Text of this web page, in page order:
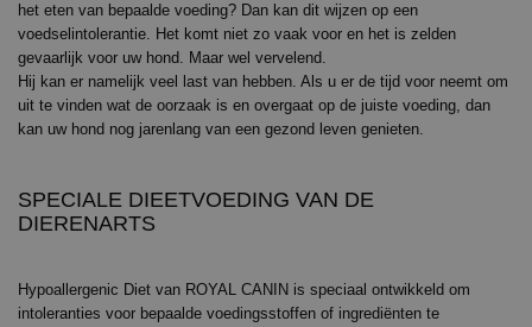
het eten van bepaalde voeding? Dan kan dit wijzen op een
voedselintolerantie. Het komt niet zo vaak voor en het is zelden
gevaarlijk voor uw hond. Maar wel vervelend.
Hij kan er namelijk veel last van hebben. Als u er de tijd voor neemt om
uit te vinden wat de oorzaak is en overgaat op de juiste voeding, dan
kan uw hond nog jarenlang van een gezond leven genieten.
SPECIALE DIEETVOEDING VAN DE
DIERENARTS
Hypoallergenic Diet van ROYAL CANIN is speciaal ontwikkeld om
intoleranties voor bepaalde voedingsstoffen of ingrediënten te